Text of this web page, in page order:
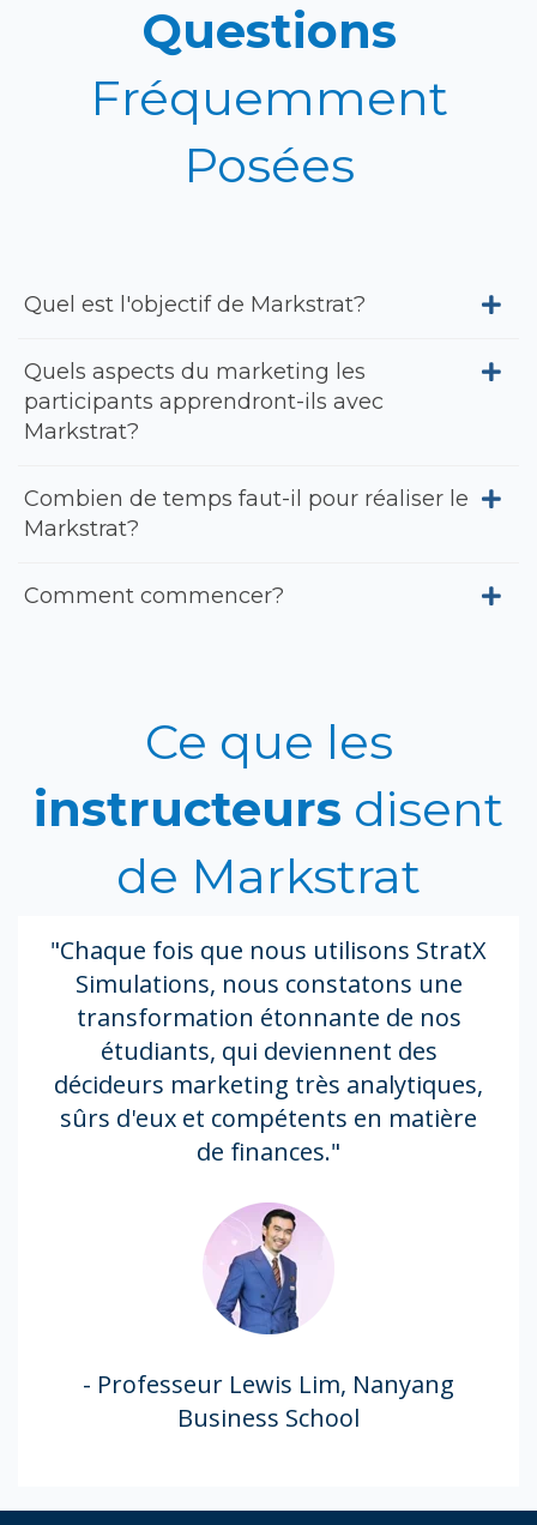
Questions
Fréquemment
Posées
Quel est l'objectif de Markstrat?
Quels aspects du marketing les
participants apprendront-ils avec
Markstrat?
Combien de temps faut-il pour réaliser le
Markstrat?
Comment commencer?
Ce que les
instructeurs disent
de Markstrat
"Chaque fois que nous utilisons StratX
Simulations, nous constatons une
transformation étonnante de nos
étudiants, qui deviennent des
décideurs marketing très analytiques,
sûrs d'eux et compétents en matière
de finances."
- Professeur Lewis Lim, Nanyang
Business School